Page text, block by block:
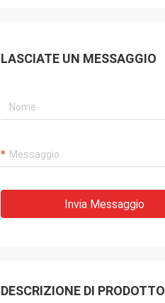
LASCIATE UN MESSAGGIO
Invia Messaggio
DESCRIZIONE DI PRODOTTO